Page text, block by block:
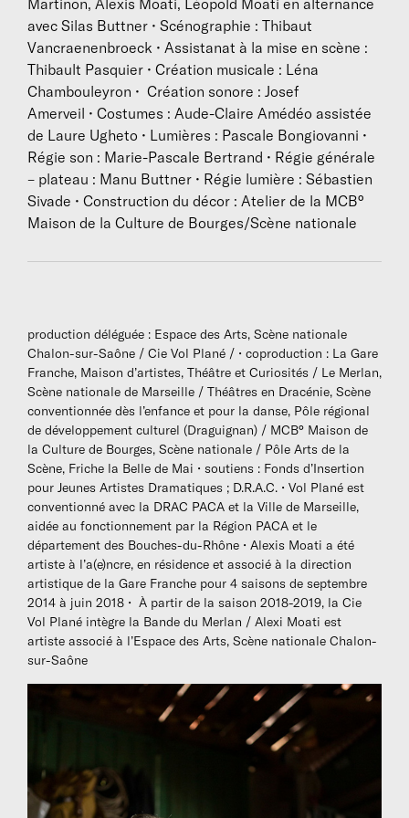
BIOGRAPHIE :
Après de nombreuses expériences théâtrales comme
acteur et metteur en scène,Alexis Moati
compagnie Vol Plané avec la volonté de mettre
l’acteur au centre des projets et d’affirmer la part
d’auteur qu’il peut développer. Les créations revêtent
donc à leur démarrage un aspect collectif, et
s’ancrent dans un travail d’improvisation important.
En plaçant les acteurs dans un dispositif (et non un
toute psychologie. L’engagement physique du corps
des interprètes est le point de départ pour travailler
les personnages.
A partir de là, et depuis bientôt six ans, la compagnie
Vol Plané et le metteur en scène Alexis Moati
développent deux principaux axes de travail.
Le premier axe de travail s’est attaché à « ré-activer »
des pièces du répertoire classique : en 2008
malade imaginairede Molière, puisL’avareen 2011,
sont une affirmation déterminante du rejet de toute
illusion et d’une mise en jeu constante de la
convention avec les spectateurs. Il revendique un
théâtre volontairement pauvre qui donne à l’acteur
une place prépondérante, tant dans le processus de
dynamique de jeu est physique, la langue occupe une
place centrale, elle est action. Co-mis en scène par
Alexis Moati et Pierre Laneyrie, ces deux spectacles
ont remporté un succès non démenti à ce jour avec
près de 500 représentations en France et à
l’international dans les pays de langue francophone.
Martinon, Alexis Moati, Léopold Moati en alternance
avec Silas Buttner • Scénographie : Thibaut
Vancraenenbroeck • Assistanat à la mise en scène :
Thibault Pasquier • Création musicale : Léna
Chambouleyron • Création sonore : Josef
Amerveil • Costumes : Aude-Claire Amédéo assistée
de Laure Ugheto • Lumières : Pascale Bongiovanni •
Régie son : Marie-Pascale Bertrand • Régie générale
– plateau : Manu Buttner • Régie lumière : Sébastien
Sivade • Construction du décor : Atelier de la MCB°
Maison de la Culture de Bourges/Scène nationale
production déléguée : Espace des Arts, Scène nationale
Chalon-sur-Saône / Cie Vol Plané / • coproduction : La Gare
Franche, Maison d’artistes, Théâtre et Curiosités / Le Merlan,
Scène nationale de Marseille / Théâtres en Dracénie, Scène
conventionnée dès l’enfance et pour la danse, Pôle régional
de développement culturel (Draguignan) / MCB° Maison de
la Culture de Bourges, Scène nationale / Pôle Arts de la
Scène, Friche la Belle de Mai • soutiens : Fonds d’Insertion
pour Jeunes Artistes Dramatiques ; D.R.A.C. • Vol Plané est
conventionné avec la DRAC PACA et la Ville de Marseille,
aidée au fonctionnement par la Région PACA et le
département des Bouches-du-Rhône • Alexis Moati a été
artiste à l’a(e)ncre, en résidence et associé à la direction
artistique de la Gare Franche pour 4 saisons de septembre
2014 à juin 2018 • À partir de la saison 2018-2019, la Cie
Vol Plané intègre la Bande du Merlan / Alexi Moati est
artiste associé à l’Espace des Arts, Scène nationale Chalon-
sur-Saône